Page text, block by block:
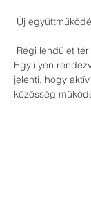
Új
Régi lendület tér
Egy ilyen
jelenti, hogy
közösség